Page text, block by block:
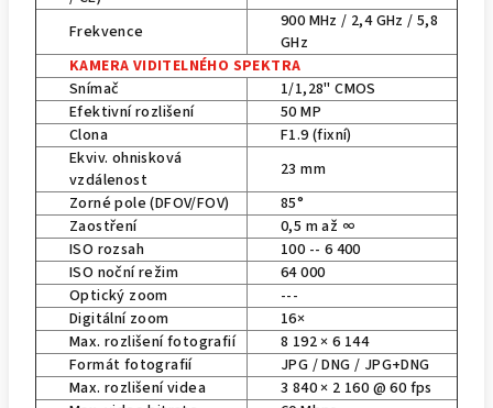
Frekvence
900 MHz / 2,4 GHz / 5,8
GHz
KAMERA VIDITELNÉHO SPEKTRA
Snímač
1/1,28" CMOS
Efektivní rozlišení
50 MP
Clona
F1.9 (fixní)
Ekviv. ohnisková
vzdálenost
23 mm
Zorné pole (DFOV/FOV)
85°
Zaostření
0,5 m až ∞
ISO rozsah
100 -- 6 400
ISO noční režim
64 000
Optický zoom
---
Digitální zoom
16×
Max. rozlišení fotografií
8 192 × 6 144
Formát fotografií
JPG / DNG / JPG+DNG
Max. rozlišení videa
3 840 × 2 160 @ 60 fps